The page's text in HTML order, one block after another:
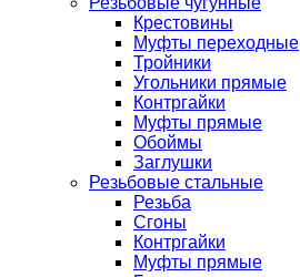
Крестовины
Муфты переходные
Тройники
Угольники прямые
Контргайки
Муфты прямые
Обоймы
Заглушки
Резьбовые стальные
Резьба
Сгоны
Контргайки
Муфты прямые